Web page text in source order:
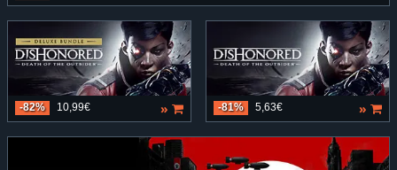
-82% 10,99€ » -81% 5,63€ »